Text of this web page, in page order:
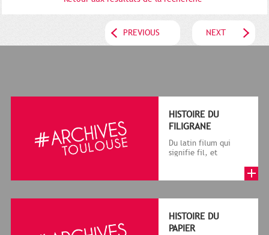
PREVIOUS NEXT
HISTOIRE DU
FILIGRANE
Du latin filum qui
signifie fil, et
le cadre de la f...
HISTOIRE DU
PAPIER